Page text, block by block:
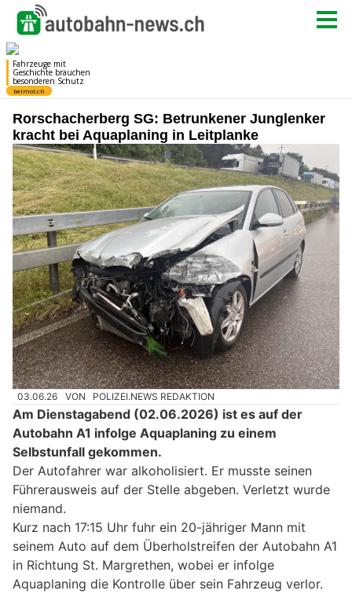
Rorschacherberg SG: Betrunkener Junglenker
kracht bei Aquaplaning in Leitplanke
03.06.26 VON POLIZEI.NEWS REDAKTION
Am Dienstagabend (02.06.2026) ist es auf der
Autobahn A1 infolge Aquaplaning zu einem
Selbstunfall gekommen.
Der Autofahrer war alkoholisiert. Er musste seinen
Führerausweis auf der Stelle abgeben. Verletzt wurde
niemand.
Kurz nach 17:15 Uhr fuhr ein 20-jähriger Mann mit
seinem Auto auf dem Überholstreifen der Autobahn A1
in Richtung St. Margrethen, wobei er infolge
Aquaplaning die Kontrolle über sein Fahrzeug verlor.